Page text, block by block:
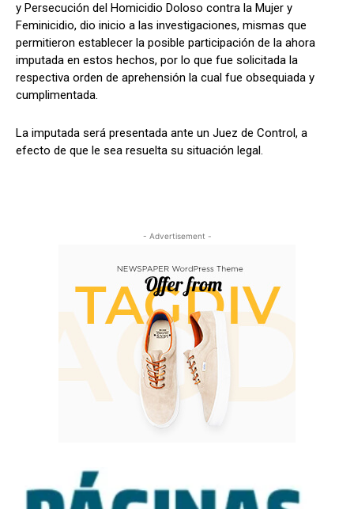
y Persecución del Homicidio Doloso contra la Mujer y
Feminicidio, dio inicio a las investigaciones, mismas que
permitieron establecer la posible participación de la ahora
imputada en estos hechos, por lo que fue solicitada la
respectiva orden de aprehensión la cual fue obsequiada y
cumplimentada.
La imputada será presentada ante un Juez de Control, a
efecto de que le sea resuelta su situación legal.
- Advertisement -